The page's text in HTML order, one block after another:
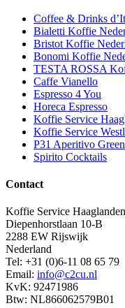
Coffee & Drinks
Bialetti Koffie
Bristot Koffie
Bonomi Koffie
TESTA ROSSA
Caffe Vianello
Espresso 4 You
Horeca Espresso
Koffie Service
Koffie Service
P31 Aperitivo Green
Spirito Cocktails
Contact
Koffie Service Haaglanden
Diepenhorstlaan 10-B
2288 EW Rijswijk
Nederland
Tel: +31 (0)6-11 08 65 79
Email: info@c2cu.nl
KvK: 92471986
Btw: NL866062579B01